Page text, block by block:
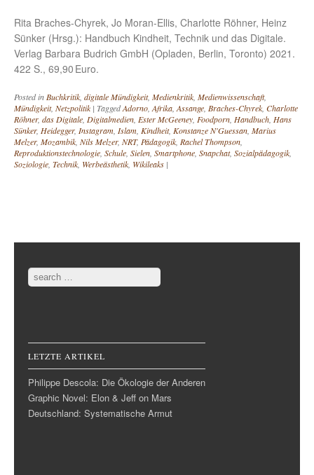
Rita Braches-Chyrek, Jo Moran-Ellis, Charlotte Röhner, Heinz
Sünker (Hrsg.): Handbuch Kindheit, Technik und das Digitale.
Verlag Barbara Budrich GmbH (Opladen, Berlin, Toronto) 2021.
422 S., 69,90 Euro.
Posted inBuchkritik, digitale Mündigkeit, Medienkritik, Medienwissenschaft,
Mündigkeit, Netzpolitik | TaggedAdorno,Afrika,Assange, Braches-Chyrek, Charlotte
Röhner, das Digitale, Digitalmedien, Ester McGeeney, Foodporn, Handbuch, Hans
Sünker, Heidegger, Instagram, Islam, Kindheit, Konstanze N'Guessan, Marius
Melzer, Mozambik, Nils Melzer, NRT, Pädagogik, Rachel Thompson,
Reproduktionstechnologie, Schule, Sielen, Smartphone, Snapchat, Sozialpädagogik,
Soziologie, Technik, Werbeästhetik, Wikileaks |
Post navigation
Search
LETZTE ARTIKEL
Philippe Descola: Die Ökologie der Anderen
Graphic Novel: Elon & Jeff on Mars
Deutschland: Systematische Armut